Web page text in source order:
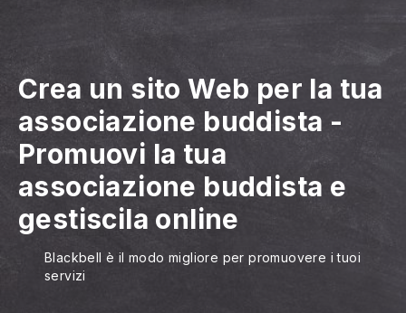
Crea un sito Web per la tua
associazione buddista -
Promuovi la tua
associazione buddista e
gestiscila online
Blackbell è il modo migliore per promuovere i tuoi
servizi